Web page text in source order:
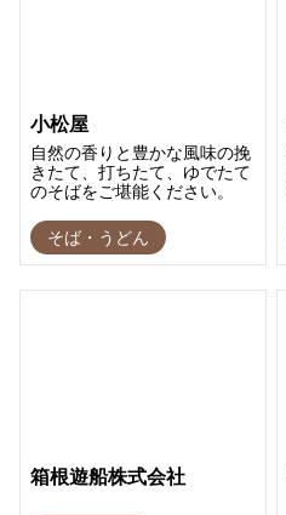
小松屋
自然の香りと豊かな風味の挽
きたて、打ちたて、ゆでたて
のそばをご堪能ください。
そば・うどん
箱根遊船株式会社